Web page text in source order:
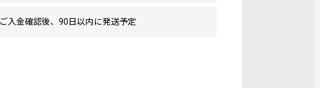
ご入金確認後、90日以内に発送予定